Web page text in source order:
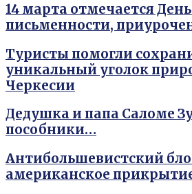
14 марта отмечается
письменности,
Туристы помогли
уникальный уголок
Черкесии
Дедушка и папа Саломе
пособники…
Антибольшевистский
американское